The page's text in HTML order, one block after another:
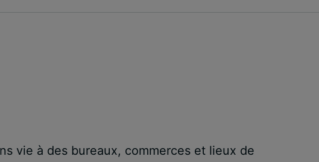
vie à des bureaux, commerces et lieux de